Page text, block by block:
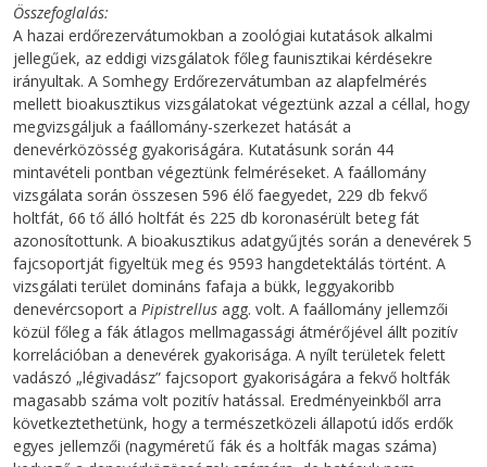
Összefoglalás
A hazai erdőrezervátumokban a zoológiai kutatások alkalmi
jellegűek, az eddigi vizsgálatok főleg faunisztikai kérdésekre
irányultak. A Somhegy Erdőrezervátumban az alapfelmérés
mellett bioakusztikus vizsgálatokat végeztünk azzal a céllal, hogy
megvizsgáljuk a faállomány-szerkezet hatását a
denevérközösség gyakoriságára. Kutatásunk során 44
mintavételi pontban végeztünk felméréseket. A faállomány
vizsgálata során összesen 596 élő faegyedet, 229 db fekvő
holtfát, 66 tő álló holtfát és 225 db koronasérült beteg fát
azonosítottunk. A bioakusztikus adatgyűjtés során a denevérek 5
fajcsoportját figyeltük meg és 9593 hangdetektálás történt. A
vizsgálati terület domináns fafaja a bükk, leggyakoribb
denevércsoport a Pipistrellus agg. volt. A faállomány jellemzői
közül főleg a fák átlagos mellmagassági átmérőjével állt pozitív
korrelációban a denevérek gyakorisága. A nyílt területek felett
vadászó „légivadász” fajcsoport gyakoriságára a fekvő holtfák
magasabb száma volt pozitív hatással. Eredményeinkből arra
következtethetünk, hogy a természetközeli állapotú idős erdők
egyes jellemzői (nagyméretű fák és a holtfák magas száma)